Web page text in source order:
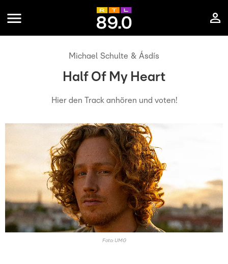
Michael Schulte & Ásdís
Half Of My Heart
Hier den Track anhören und voten!
Foto: UMG